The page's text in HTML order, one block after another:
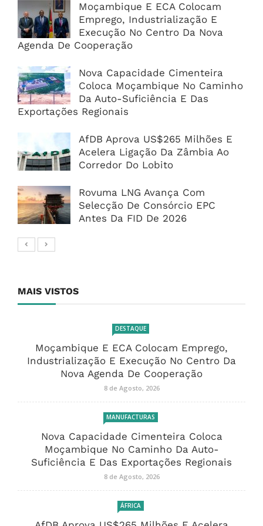
Moçambique E ECA Colocam
Emprego, Industrialização E
Execução No Centro Da Nova
Agenda De Cooperação
Nova Capacidade Cimenteira
Coloca Moçambique No Caminho
Da Auto-Suficiência E Das
Exportações Regionais
AfDB Aprova US$265 Milhões E
Acelera Ligação Da Zâmbia Ao
Corredor Do Lobito
Rovuma LNG Avança Com
Selecção De Consórcio EPC
Antes Da FID De 2026
MAIS VISTOS
DESTAQUE
Moçambique E ECA Colocam Emprego,
Industrialização E Execução No Centro Da
Nova Agenda De Cooperação
8 de Agosto, 2026
MANUFACTURAS
Nova Capacidade Cimenteira Coloca
Moçambique No Caminho Da Auto-
Suficiência E Das Exportações Regionais
8 de Agosto, 2026
ÁFRICA